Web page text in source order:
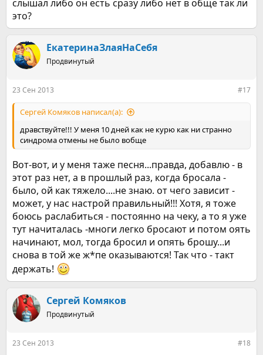
слышал либо он есть сразу либо нет в обще так ли
это?
ЕкатеринаЗлаяНаСебя
Продвинутый
23 Сен 2013 #17
Сергей Комяков написал(а):
дравствуйте!!! У меня 10 дней как не курю как ни странно
синдрома отмены не было вобще
Вот-вот, и у меня таже песня...правда, добавлю - в
этот раз нет, а в прошлый раз, когда бросала -
было, ой как тяжело....не знаю. от чего зависит -
может, у нас настрой правильный!!! Хотя, я тоже
боюсь раслабиться - постоянно на чеку, а то я уже
тут начиталась -многи легко бросают и потом оять
начинают, мол, тогда бросил и опять брошу...и
снова в той же ж*пе оказываются! Так что - такт
держать!
Сергей Комяков
Продвинутый
23 Сен 2013 #18